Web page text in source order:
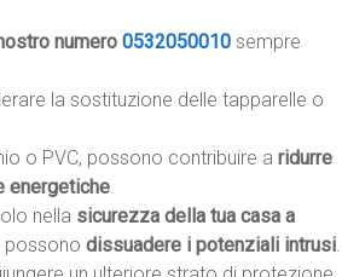
numero 0532050010 sempre
la sostituzione delle tapparelle o
o PVC, possono contribuire a ridurre
energetiche.
nella sicurezza della tua casa a
possono dissuadere i potenziali intrusi.